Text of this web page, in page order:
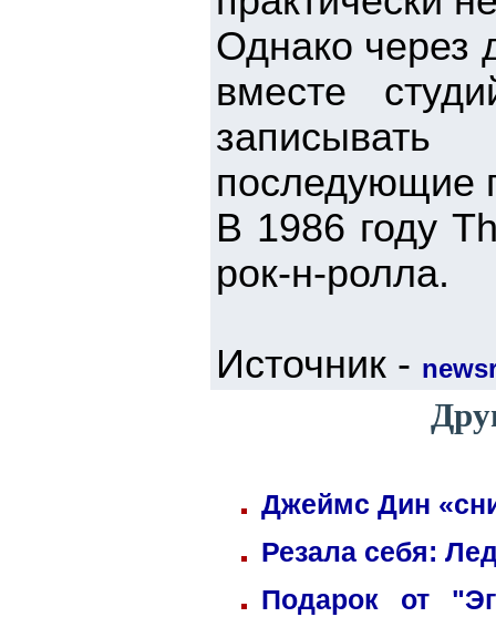
Однако через
вместе
последующие
В 1986 году
рок-н-ролла.
Источник -
Джеймс Дин
Резала себя:
Подарок от